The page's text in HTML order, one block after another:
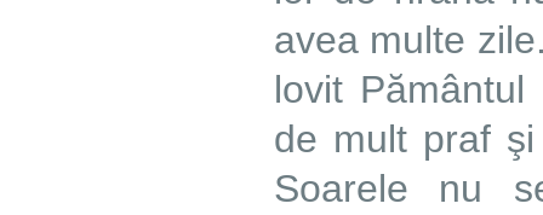
avea multe
lovit
de mult praf
Soarele nu